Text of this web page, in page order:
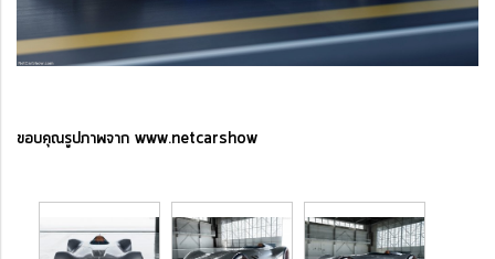
ขอบคุณรูปภาพจาก www.netcarshow